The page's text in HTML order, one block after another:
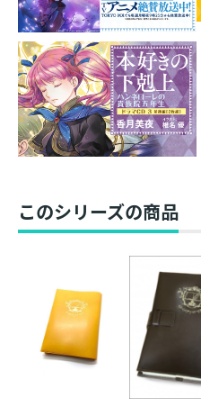
外箱を開けると、ベロア箱
裏側デザインは届いてみて
※ご使用後は、柔らかい布
き取り、乾かしてから保管
素材： 真鍮・オパール（ネ
本体サイズ：Ｈ20.4mm×
Ｈ8mm×Ｗ6mm×Ｄ3mm
ネックレス全長480mm（
発売元：TOブックス
このシリーズの商品